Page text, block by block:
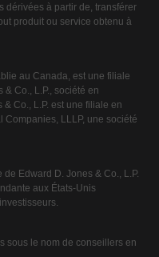
dérivées à partir de, transférer
produit ou service obtenu à
au Canada, est une filiale
Co., L.P., société en
Co., L.P. est une filiale en
LLLP, une société
Edward D. Jones & Co., L.P.
aux États-Unis
sous le nom de conseillers en